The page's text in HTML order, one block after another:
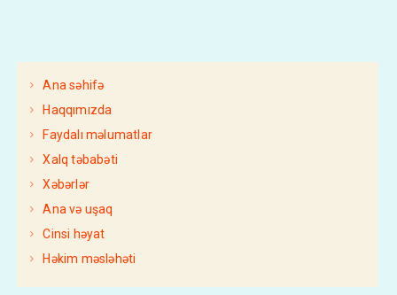
Ana səhifə
Haqqımızda
Faydalı məlumatlar
Xalq təbabəti
Xəbərlər
Ana və uşaq
Cinsi həyat
Həkim məsləhəti